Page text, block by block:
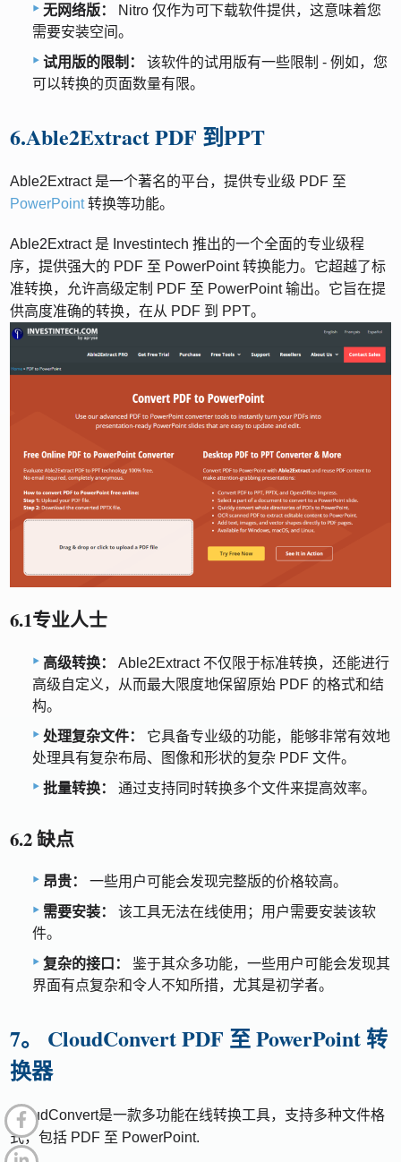
无网络版：
Nitro 仅作为可下载软件提供，这意味着您
需要安装空间。
试用版的限制：
该软件的试用版有一些限制 - 例如，您
可以转换的页面数量有限。
6.Able2Extract PDF 到PPT
Able2Extract 是一个著名的平台，提供专业级 PDF 至
PowerPoint转换等功能。
Able2Extract 是 Investintech 推出的一个全面的专业级程
序，提供强大的 PDF 至 PowerPoint 转换能力。它超越了标
准转换，允许高级定制 PDF 至 PowerPoint 输出。它旨在提
供高度准确的转换，在从 PDF 到 PPT。
6.1专业人士
高级转换：
Able2Extract 不仅限于标准转换，还能进行
高级自定义，从而最大限度地保留原始 PDF 的格式和结
构。
处理复杂文件：
它具备专业级的功能，能够非常有效地
处理具有复杂布局、图像和形状的复杂 PDF 文件。
批量转换：
通过支持同时转换多个文件来提高效率。
6.2 缺点
昂贵：
一些用户可能会发现完整版的价格较高。
需要安装：
该工具无法在线使用；用户需要安装该软
件。
复杂的接口：
鉴于其众多功能，一些用户可能会发现其
界面有点复杂和令人不知所措，尤其是初学者。
7。 CloudConvert PDF 至 PowerPoint 转
换器
CloudConvert是一款多功能在线转换工具，支持多种文件格
式，包括 PDF 至 PowerPoint.